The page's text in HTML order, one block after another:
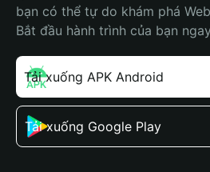
bạn có thể tự do khám phá
Bắt đầu hành trình của bạn
Tải xuống APK Android
Tải xuống Google Play